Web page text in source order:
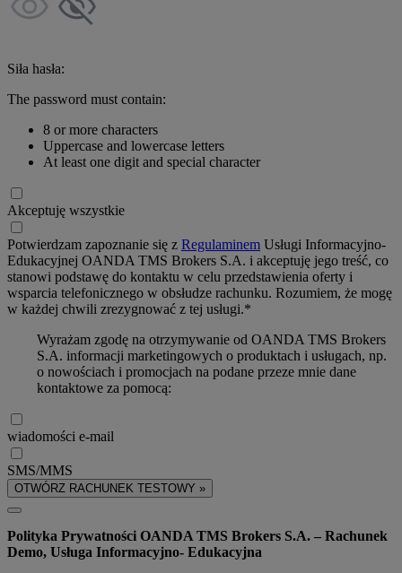
Siła hasła:
The password must contain:
8 or more characters
Uppercase and lowercase letters
At least one digit and special character
Akceptuję wszystkie
Potwierdzam zapoznanie się z Regulaminem Usługi Informacyjno-
Edukacyjnej OANDA TMS Brokers S.A. i akceptuję jego treść, co
stanowi podstawę do kontaktu w celu przedstawienia oferty i
wsparcia telefonicznego w obsłudze rachunku. Rozumiem, że mogę
w każdej chwili zrezygnować z tej usługi.*
Wyrażam zgodę na otrzymywanie od OANDA TMS Brokers
S.A. informacji marketingowych o produktach i usługach, np.
o nowościach i promocjach na podane przeze mnie dane
kontaktowe za pomocą:
wiadomości e-mail
SMS/MMS
OTWÓRZ RACHUNEK TESTOWY »
Polityka Prywatności OANDA TMS Brokers S.A. – Rachunek
Demo, Usługa Informacyjno- Edukacyjna